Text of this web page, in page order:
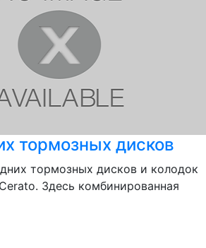
тормозных дисков
тормозных дисков и колодок
Здесь комбинированная